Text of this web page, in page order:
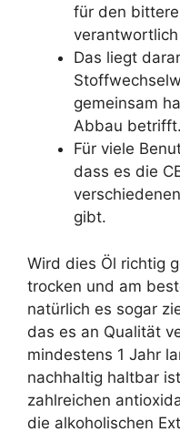
für den
Das liegt
gemeinsam
Abbau betrifft.
Für viele
dass es die
gibt.
Wird dies Öl richtig
trocken und am
natürlich es sogar
das es an Qualität
mindestens 1 Jahr
nachhaltig haltbar
zahlreichen
die alkoholischen